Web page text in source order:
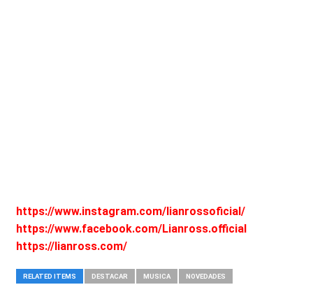
https://www.instagram.com/lianrossoficial/
https://www.facebook.com/Lianross.official
https://lianross.com/
RELATED ITEMS DESTACAR MUSICA NOVEDADES